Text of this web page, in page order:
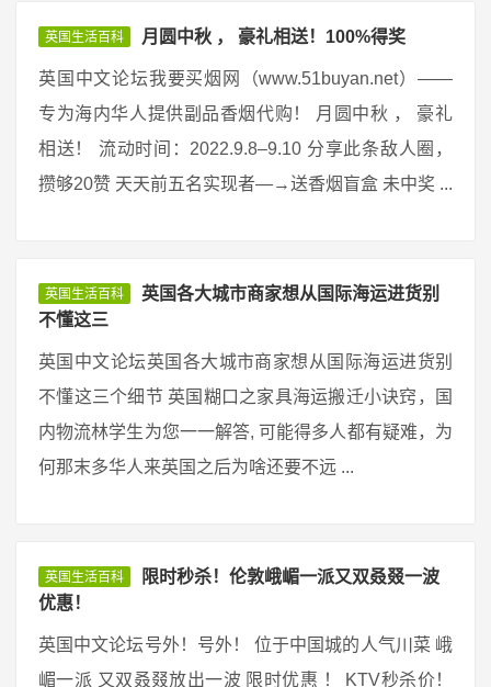
英国生活百科 月圆中秋 ， 豪礼相送！100%得奖
英国中文论坛我要买烟网（www.51buyan.net）——
专为海内华人提供副品香烟代购！ 月圆中秋 ， 豪礼
相送！ 流动时间：2022.9.8–9.10 分享此条敌人圈，
攒够20赞 天天前五名实现者—→送香烟盲盒 未中奖 ...
英国生活百科
英国各大城市商家想从国际海运进货别
不懂这三
英国中文论坛英国各大城市商家想从国际海运进货别
不懂这三个细节 英国糊口之家具海运搬迁小诀窍，国
内物流林学生为您一一解答, 可能得多人都有疑难，为
何那末多华人来英国之后为啥还要不远 ...
英国生活百科
限时秒杀！伦敦峨嵋一派又双叒叕一波
优惠！
英国中文论坛号外！号外！ 位于中国城的人气川菜 峨
嵋一派 又双叒叕放出一波 限时优惠 ！ KTV秒杀价！